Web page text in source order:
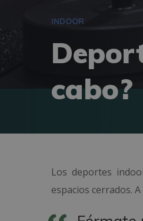
INDOOR
cabo?
Los deportes
espacios cerrados.